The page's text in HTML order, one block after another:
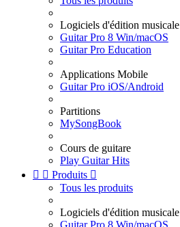
Logiciels d'édition musicale
Guitar Pro 8 Win/macOS
Guitar Pro Education
Applications Mobile
Guitar Pro iOS/Android
Partitions
MySongBook
Cours de guitare
Play Guitar Hits
  Produits 
Tous les produits
Logiciels d'édition musicale
Guitar Pro 8 Win/macOS